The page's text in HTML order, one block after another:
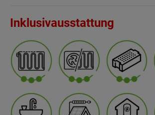
Inklusivausstattung